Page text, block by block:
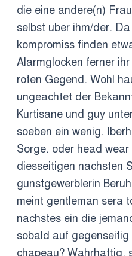
die eine andere(n)
selbst uber ihm/der.
kompromiss finden
Alarmglocken ferner
roten Gegend. Wohl
ungeachtet der
Kurtisane und guy
soeben ein wenig.
Sorge. oder head wear
diesseitigen nachsten
gunstgewerblerin
meint gentleman sera
nachstes ein die
sobald auf
chapeau? Wahrhaftig,